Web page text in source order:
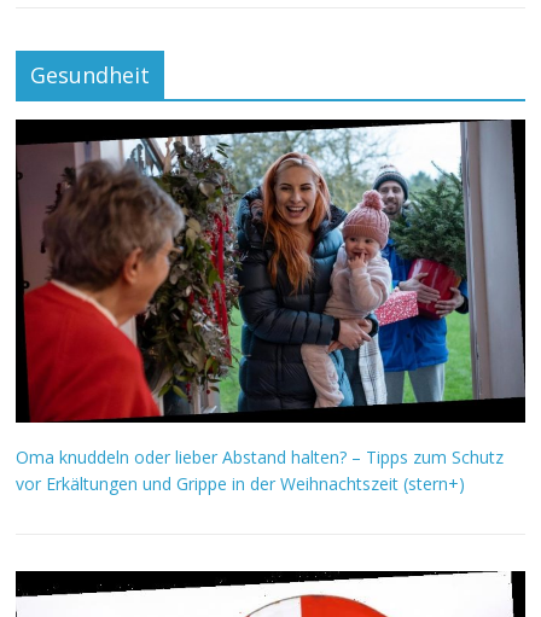
Gesundheit
Oma knuddeln oder lieber Abstand halten? – Tipps zum Schutz
vor Erkältungen und Grippe in der Weihnachtszeit (stern+)